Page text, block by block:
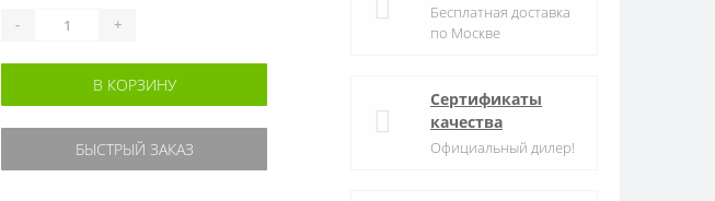
- +
В КОРЗИНУ
БЫСТРЫЙ ЗАКАЗ
Бесплатная доставка
по Москве
Сертификаты
качества
Официальный дилер!